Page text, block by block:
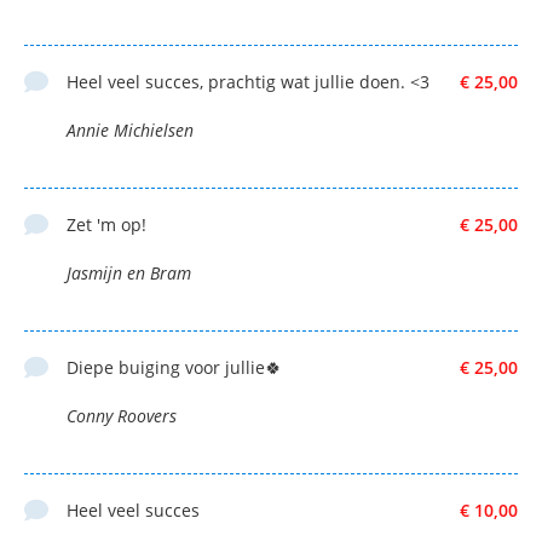
€ 25,00
Heel veel succes, prachtig wat jullie doen. <3
Annie Michielsen
€ 25,00
Zet 'm op!
Jasmijn en Bram
€ 25,00
Diepe buiging voor jullie🍀
Conny Roovers
€ 10,00
Heel veel succes